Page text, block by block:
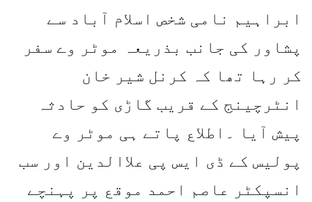
ابراہیم نامی شخص اسلام آباد سے
پشاور کی جانب بذریعہ موٹر وے سفر
کر رہا تھا کہ کرنل شیر خان
انٹرچینج کے قریب گاڑی کو حادثہ
پیش آیا ۔اطلاع پاتے ہی موٹر وے
پولیس کے ڈی ایس پی علاالدین اور سب
انسپکٹر عاصم احمد موقع پر پہنچے